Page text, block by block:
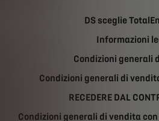
DS sceglie
Informazioni
Condizioni generali
Condizioni generali di
RECEDERE DAL
Condizioni generali di vendita